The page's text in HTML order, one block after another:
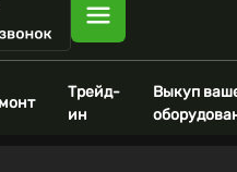
Трейд-
ин
Выкуп